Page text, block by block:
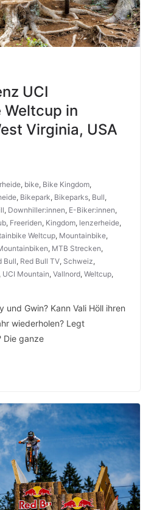
UCI
Weltcup in
Virginia, USA
, bike, Bike Kingdom,
, Bikepark, Bikeparks, Bull,
, Downhiller:innen, E-Biker:innen,
, Freeriden, Kingdom, lenzerheide,
Weltcup, Mountainbike,
, MTB Strecken,
Bull, Red Bull TV, Schweiz,
UCI Mountain, Vallnord, Weltcup,
und Gwin? Kann Vali Höll ihren
wiederholen? Legt
Die ganze